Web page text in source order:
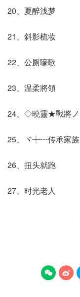
20、夏醉浅梦
21、斜影梳妆
22、公厕嚎歌
23、温柔將領
24、◇曉靈★戰將ノ
25、ヾ┿┅传承家族
26、扭头就跑
27、时光老人
 